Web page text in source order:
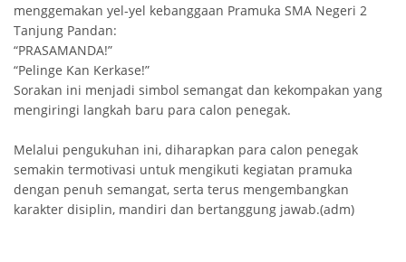
menggemakan yel-yel kebanggaan Pramuka SMA Negeri 2
Tanjung Pandan:
“PRASAMANDA!”
“Pelinge Kan Kerkase!”
Sorakan ini menjadi simbol semangat dan kekompakan yang
mengiringi langkah baru para calon penegak.
Melalui pengukuhan ini, diharapkan para calon penegak
semakin termotivasi untuk mengikuti kegiatan pramuka
dengan penuh semangat, serta terus mengembangkan
karakter disiplin, mandiri dan bertanggung jawab.(adm)